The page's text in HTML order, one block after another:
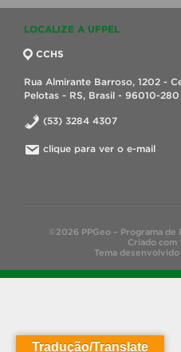
LOCALIZE A UFPEL
CCHS
Rua Almirante Barroso, 1202 -
Pelotas - RS, Brasil - 96010-280
(53) 3284 4307
clique para ver o e-mail
©2026 PPGeo – Programa de
Criado com
Tema desenvolvido
Tradução/Translate